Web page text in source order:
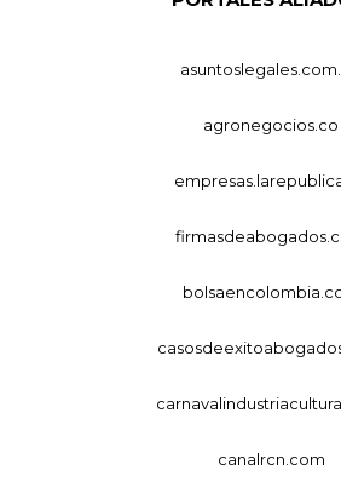
agronegocios.co
canalrcn.com